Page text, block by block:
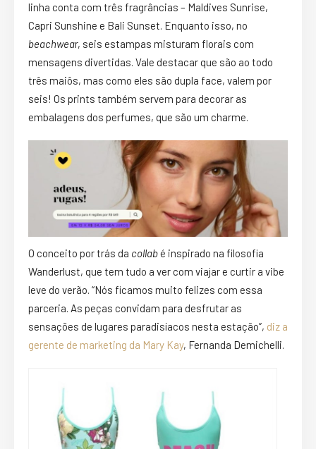
linha conta com três fragrâncias – Maldives Sunrise,
Capri Sunshine e Bali Sunset. Enquanto isso, no
beachwear, seis estampas misturam florais com
mensagens divertidas. Vale destacar que são ao todo
três maiôs, mas como eles são dupla face, valem por
seis! Os prints também servem para decorar as
embalagens dos perfumes, que são um charme.
O conceito por trás da collabé inspirado na filosofia
Wanderlust, que tem tudo a ver com viajar e curtir a vibe
leve do verão. “Nós ficamos muito felizes com essa
parceria. As peças convidam para desfrutar as
sensações de lugares paradisíacos nesta estação”, diz a
gerente de marketing da Mary Kay, Fernanda Demichelli.